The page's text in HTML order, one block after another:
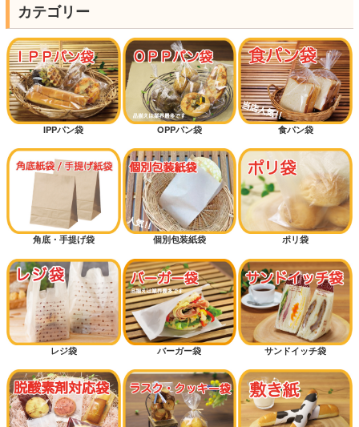
カテゴリー
IPPパン袋 OPPパン袋 食パン袋
角底・手提げ袋 個別包装紙袋 ポリ袋
レジ袋 バーガー袋 サンドイッチ袋